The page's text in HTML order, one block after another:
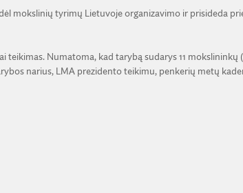
mokslinių tyrimų Lietuvoje organizavimo ir prisideda
Numatoma, kad tarybą sudarys 11 mokslininkų
narius, LMA prezidento teikimu, penkerių metų